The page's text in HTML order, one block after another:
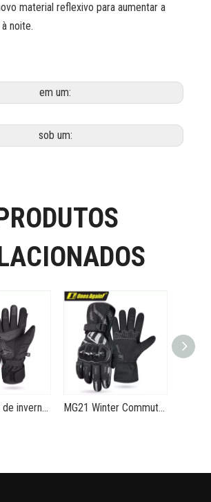
material reflexivo para aumentar a
noite.
em um:
sob um:
MG24 Luvas de inverno para motocicleta, proteção de fibra de carbono, quente e à prova d'água, Thunder Frost 2 MG21 Winter Commuter Motorcycle Gloves Handy Waterproof Warm Anti-drop Keyes Gloves